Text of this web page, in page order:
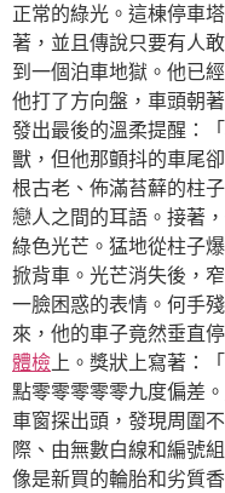
正常的綠光。這棟停車
著，並且傳說只要有人
到一個泊車地獄。他已
他打了方向盤，車頭朝
發出最後的溫柔提醒：
獸，但他那顫抖的車尾
根古老、佈滿苔蘚的柱
戀人之間的耳語。接著
綠色光芒。猛地從柱子
掀背車。光芒消失後，
一臉困惑的表情。何手
來，他的車子竟然垂直
體檢上。獎狀上寫著：
點零零零零零九度偏差
車窗探出頭，發現周圍
際、由無數白線和編號
像是新買的輪胎和劣質